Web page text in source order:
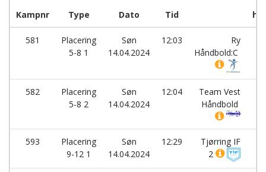
Kampnr Type Dato Tid
581
Placering
5-8 1
Søn
14.04.2024
12:03
Ry
Håndbold:C
582
Placering
5-8 2
Søn
14.04.2024
12:04
Team Vest
Håndbold
593
Placering
9-12 1
Søn
14.04.2024
12:29
Tjørring IF
2